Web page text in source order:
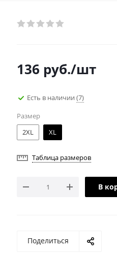
136 руб./шт
Есть в наличии (7)
Размер
2XL
XL
Таблица размеров
В
Поделиться